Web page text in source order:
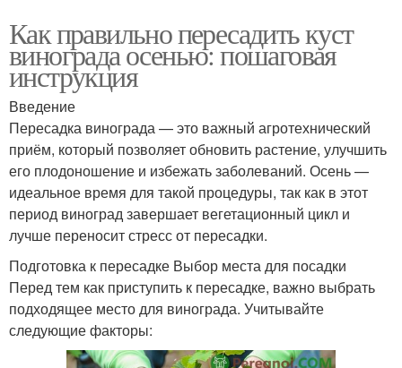
Как правильно пересадить куст
винограда осенью: пошаговая
инструкция
Введение
Пересадка винограда — это важный агротехнический
приём, который позволяет обновить растение, улучшить
его плодоношение и избежать заболеваний. Осень —
идеальное время для такой процедуры, так как в этот
период виноград завершает вегетационный цикл и
лучше переносит стресс от пересадки.
Подготовка к пересадке Выбор места для посадки
Перед тем как приступить к пересадке, важно выбрать
подходящее место для винограда. Учитывайте
следующие факторы: